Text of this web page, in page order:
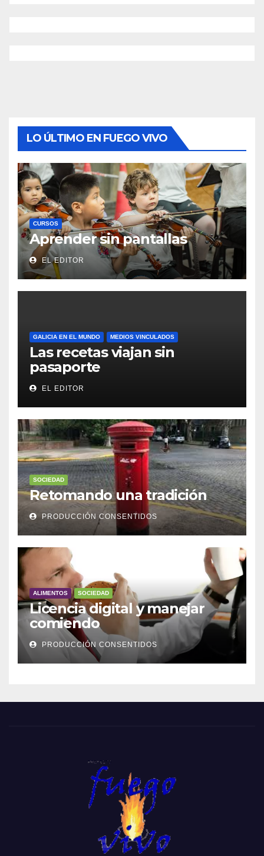
LO ÚLTIMO EN FUEGO VIVO
CURSOS
Aprender sin pantallas
EL EDITOR
GALICIA EN EL MUNDO MEDIOS VINCULADOS
Las recetas viajan sin
pasaporte
EL EDITOR
SOCIEDAD
Retomando una tradición
PRODUCCIÓN CONSENTIDOS
ALIMENTOS SOCIEDAD
Licencia digital y manejar
comiendo
PRODUCCIÓN CONSENTIDOS